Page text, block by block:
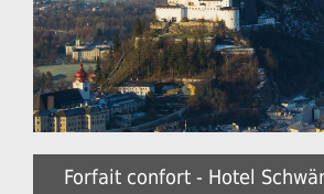
Forfait confort - Hotel